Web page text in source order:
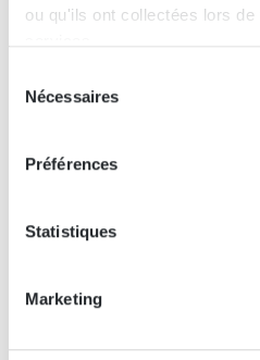
ou qu'ils ont collectées lors
Nécessaires
Préférences
Statistiques
Marketing
Contactez-nous